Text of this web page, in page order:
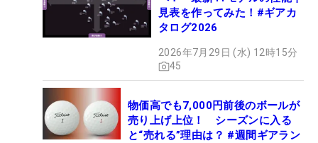
見表を作ってみた！#ギアカ
タログ2026
2026年7月29日 (水) 12時15分
45
物価高でも7,000円前後のボールが
売り上げ上位！ シーズンに入る
と“売れる”理由は？ #週間ギアラン